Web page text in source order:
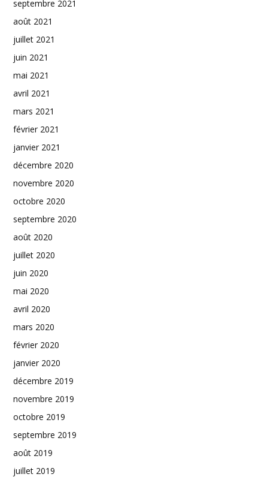
septembre 2021
août 2021
juillet 2021
juin 2021
mai 2021
avril 2021
mars 2021
février 2021
janvier 2021
décembre 2020
novembre 2020
octobre 2020
septembre 2020
août 2020
juillet 2020
juin 2020
mai 2020
avril 2020
mars 2020
février 2020
janvier 2020
décembre 2019
novembre 2019
octobre 2019
septembre 2019
août 2019
juillet 2019